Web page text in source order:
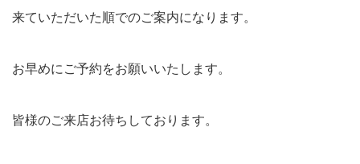
来ていただいた順でのご案内になります。
お早めにご予約をお願いいたします。
皆様のご来店お待ちしております。